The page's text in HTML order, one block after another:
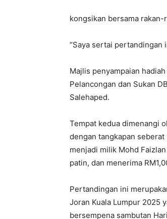
kongsikan bersama
“Saya sertai pertandingan
Majlis penyampaian
Pelancongan dan Sukan
Salehaped.
Tempat kedua dimenangi
dengan tangkapan
menjadi milik Mohd
patin, dan menerima
Pertandingan ini
Joran Kuala Lumpur 2025
bersempena sambutan